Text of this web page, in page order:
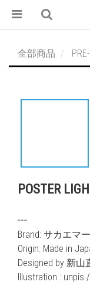
全部商品
POSTER
┅
Brand: サカエマ
Origin: Made in
Designed by 新
Illustration : unpis